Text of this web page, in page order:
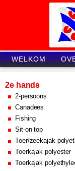
WELKOM
2e hands
2-persoons
Canadees
Fishing
Sit-on top
Toer/zeekajak
Toerkajak polyester
Toerkajak